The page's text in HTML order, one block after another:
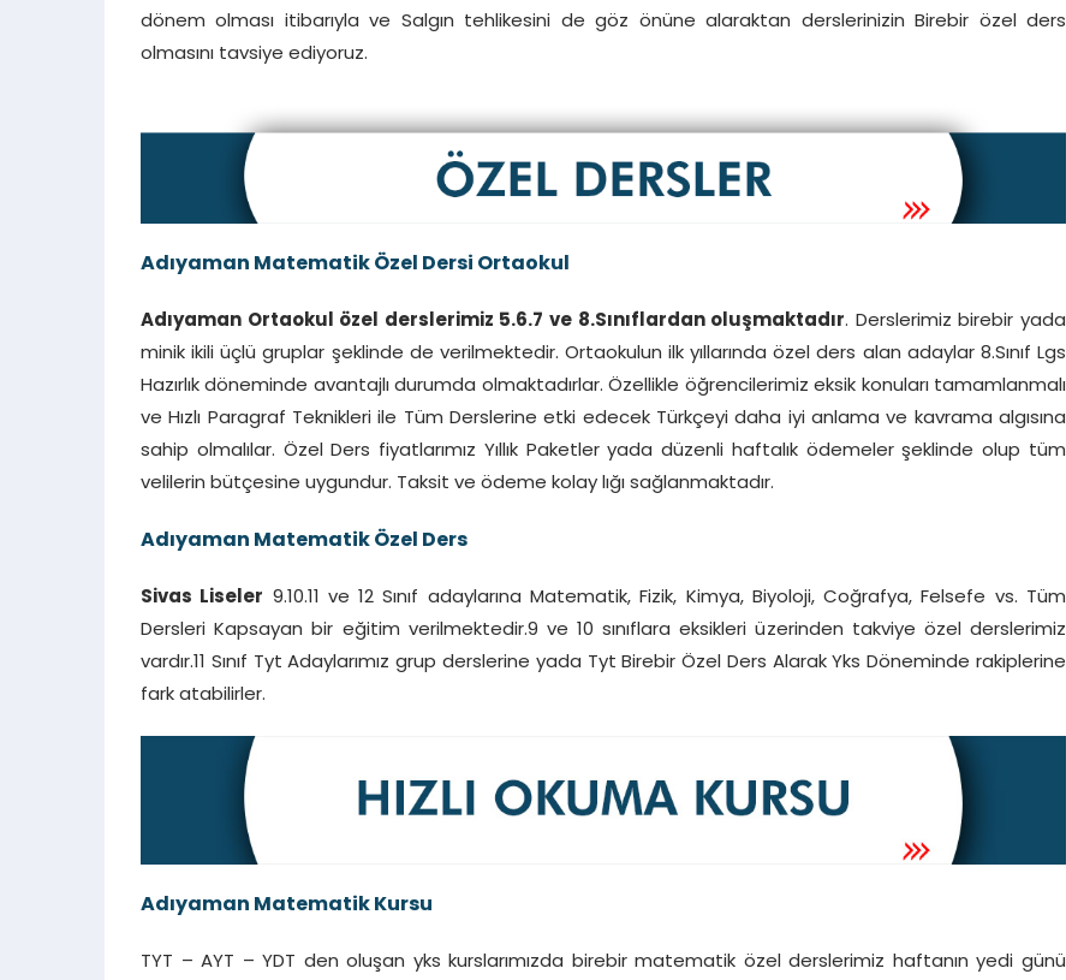
dönem olması itibarıyla ve Salgın tehlikesini de göz önüne alaraktan derslerinizin Birebir özel ders
olmasını tavsiye ediyoruz.
Adıyaman Matematik Özel Dersi Ortaokul
Adıyaman Ortaokul özel derslerimiz 5.6.7 ve 8.Sınıflardan oluşmaktadır. Derslerimiz birebir yada
minik ikili üçlü gruplar şeklinde de verilmektedir. Ortaokulun ilk yıllarında özel ders alan adaylar 8.Sınıf Lgs
Hazırlık döneminde avantajlı durumda olmaktadırlar. Özellikle öğrencilerimiz eksik konuları tamamlanmalı
ve Hızlı Paragraf Teknikleri ile Tüm Derslerine etki edecek Türkçeyi daha iyi anlama ve kavrama algısına
sahip olmalılar. Özel Ders fiyatlarımız Yıllık Paketler yada düzenli haftalık ödemeler şeklinde olup tüm
velilerin bütçesine uygundur. Taksit ve ödeme kolay lığı sağlanmaktadır.
Adıyaman Matematik Özel Ders
Sivas Liseler 9.10.11 ve 12 Sınıf adaylarına Matematik, Fizik, Kimya, Biyoloji, Coğrafya, Felsefe vs. Tüm
Dersleri Kapsayan bir eğitim verilmektedir.9 ve 10 sınıflara eksikleri üzerinden takviye özel derslerimiz
vardır.11 Sınıf Tyt Adaylarımız grup derslerine yada Tyt Birebir Özel Ders Alarak Yks Döneminde rakiplerine
fark atabilirler.
Adıyaman Matematik Kursu
TYT – AYT – YDT den oluşan yks kurslarımızda birebir matematik özel derslerimiz haftanın yedi günü